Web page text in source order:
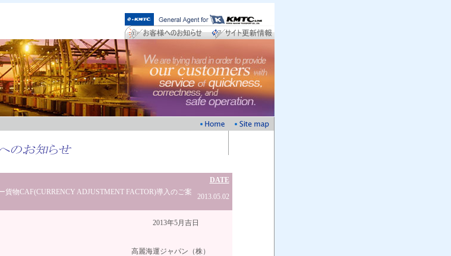
DATE
貨物CAF(CURRENCY ADJUSTMENT FACTOR)導入のご案
2013.05.02
年5月吉日
海運ジャパン（株）